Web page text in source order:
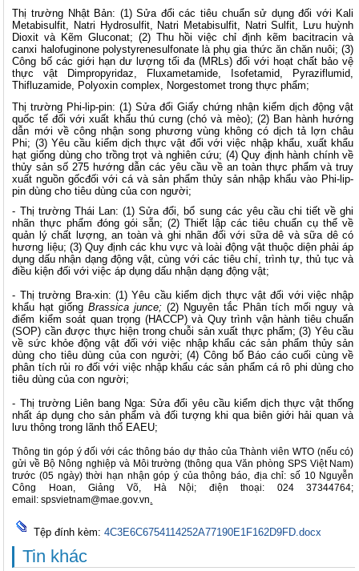
Thị trường Nhật Bản: (1) Sửa đổi các tiêu chuẩn sử dụng đối với Kali
Metabisulfit, Natri Hydrosulfit, Natri Metabisulfit, Natri Sulfit, Lưu huỳnh
Dioxit và Kẽm Gluconat; (2) Thu hồi việc chỉ định kẽm bacitracin và
canxi halofuginone polystyrenesulfonate là phụ gia thức ăn chăn nuôi; (3)
Công bố các giới hạn dư lượng tối đa (MRLs) đối với hoạt chất bảo vệ
thực vật Dimpropyridaz, Fluxametamide, Isofetamid, Pyraziflumid,
Thifluzamide, Polyoxin complex, Norgestomet trong thực phẩm;
Thị trường Phi-lip-pin: (1) Sửa đổi Giấy chứng nhận kiểm dịch động vật
quốc tế đối với xuất khẩu thú cưng (chó và mèo); (2) Ban hành hướng
dẫn mới về công nhận song phương vùng không có dịch tả lợn châu
Phi; (3) Yêu cầu kiểm dịch thực vật đối với việc nhập khẩu, xuất khẩu
hạt giống dùng cho trồng trọt và nghiên cứu; (4) Quy định hành chính về
thủy sản số 275 hướng dẫn các yêu cầu về an toàn thực phẩm và truy
xuất nguồn gốcđối với cá và sản phẩm thủy sản nhập khẩu vào Phi-lip-
pin dùng cho tiêu dùng của con người;
- Thị trường Thái Lan: (1) Sửa đổi, bổ sung các yêu cầu chi tiết về ghi
nhãn thực phẩm đóng gói sẵn; (2) Thiết lập các tiêu chuẩn cụ thể về
quản lý chất lượng, an toàn và ghi nhãn đối với sữa dê và sữa dê có
hương liệu; (3) Quy định các khu vực và loài động vật thuộc diện phải áp
dụng dấu nhận dạng động vật, cùng với các tiêu chí, trình tự, thủ tục và
điều kiện đối với việc áp dụng dấu nhận dạng động vật;
- Thị trường Bra-xin: (1) Yêu cầu kiểm dịch thực vật đối với việc nhập
khẩu hạt giốngBrassica junce;(2) Nguyên tắc Phân tích mối nguy và
điểm kiểm soát quan trọng (HACCP) và Quy trình vận hành tiêu chuẩn
(SOP) cần được thực hiện trong chuỗi sản xuất thực phẩm; (3) Yêu cầu
về sức khỏe động vật đối với việc nhập khẩu các sản phẩm thủy sản
dùng cho tiêu dùng của con người; (4) Công bố Báo cáo cuối cùng về
phân tích rủi ro đối với việc nhập khẩu các sản phẩm cá rô phi dùng cho
tiêu dùng của con người;
- Thị trường Liên bang Nga: Sửa đổi yêu cầu kiểm dịch thực vật thống
nhất áp dụng cho sản phẩm và đối tượng khi qua biên giới hải quan và
lưu thông trong lãnh thổ EAEU;
Thông tin góp ý đối với các thông báo dự thảo của Thành viên WTO (nếu có)
gửi về Bộ Nông nghiệp và Môi trường (thông qua Văn phòng SPS Việt Nam)
trước (05 ngày) thời hạn nhận góp ý của thông báo, địa chỉ: số 10 Nguyễn
Công Hoan, Giảng Võ, Hà Nội; điện thoại: 024 37344764;
email:spsvietnam@mae.gov.vn.
Tệp đính kèm: 4C3E6C6754114252A77190E1F162D9FD.docx
Tin khác